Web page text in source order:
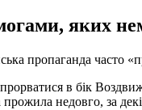
яких
пропаганда часто
в бік
прожила недовго, за